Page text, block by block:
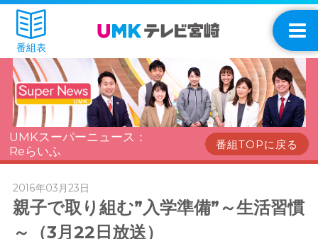
番組表
UMKスーパーニュース：
Reらいふ
番組TOPに戻る
2016年03月23日
親子で取り組む”入学準備”～生活習慣
～（3月22日放送）